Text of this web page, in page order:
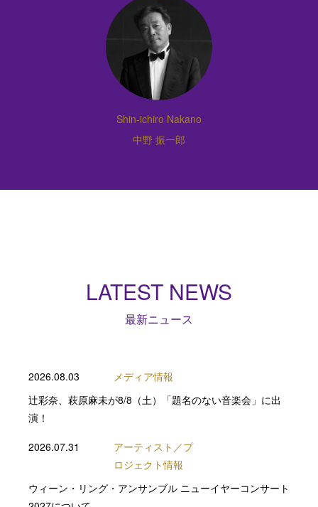
Shin-ichiro Nakano
中野 振一郎
LATEST NEWS
最新ニュース
2026.08.03
メディア情報
辻彩奈、萩原麻未が8/8（土）「題名のない音楽会」に出
演！
2026.07.31
アーティスト／プ
ロジェクト情報
ウィーン・リング・アンサンブル ニューイヤーコンサート